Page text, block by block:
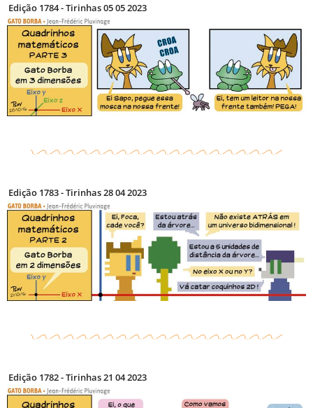
Edição 1784 - Tirinhas 05 05 2023
Edição 1783 - Tirinhas 28 04 2023
Edição 1782 - Tirinhas 21 04 2023